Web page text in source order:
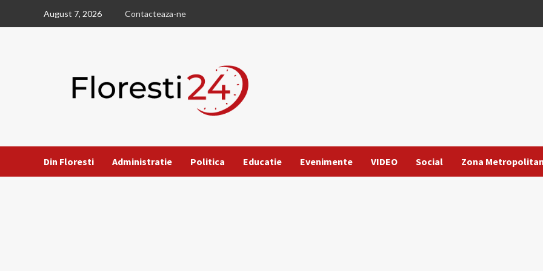
August 7, 2026 Contacteaza-ne
Din Floresti Administratie Politica Educatie Evenimente VIDEO Social Zona